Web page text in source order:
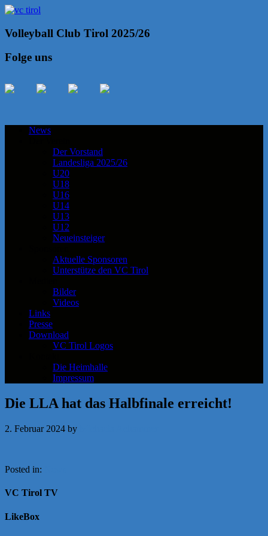
Volleyball Club Tirol 2025/26
Folge uns
News
Der Vorstand
Landesliga 2025/26
U20
U18
U16
U14
U13
U12
Neueinsteiger
Aktuelle Sponsoren
Unterstütze den VC Tirol
Bilder
Videos
Links
Presse
Download
VC Tirol Logos
Die Heimhalle
Impressum
Die LLA hat das Halbfinale erreicht!
2. Februar 2024 by
Posted in:
VC Tirol TV
LikeBox